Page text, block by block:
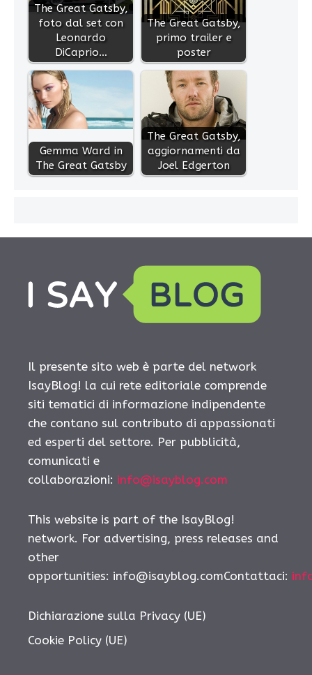
The Great Gatsby,
foto dal set con
Leonardo
DiCaprio…
The Great Gatsby,
primo trailer e
poster
Gemma Ward in
The Great Gatsby
The Great Gatsby,
aggiornamenti da
Joel Edgerton
Il presente sito web è parte del network
IsayBlog! la cui rete editoriale comprende
siti tematici di informazione indipendente
che contano sul contributo di appassionati
ed esperti del settore. Per pubblicità,
comunicati e
collaborazioni: info@isayblog.com
This website is part of the IsayBlog!
network. For advertising, press releases and
other
opportunities: info@isayblog.comContattaci:
Dichiarazione sulla Privacy (UE)
Cookie Policy (UE)